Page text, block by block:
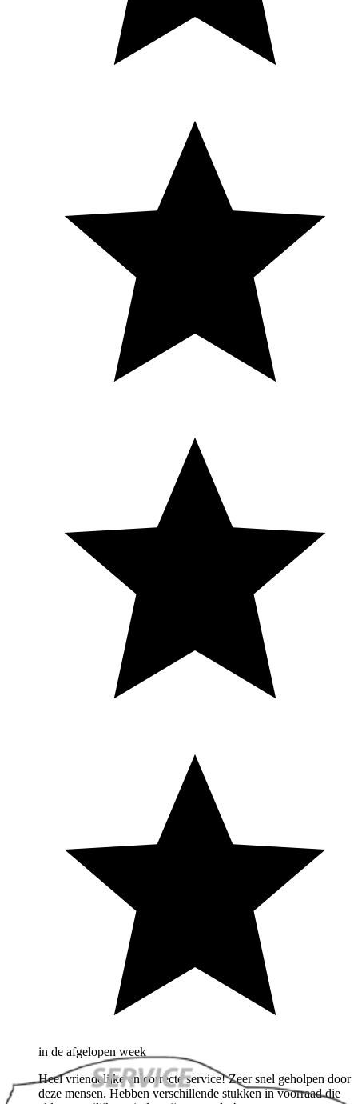
in de afgelopen week
Heel vriendelijke en correcte service! Zeer snel geholpen door
deze mensen. Hebben verschillende stukken in voorraad die